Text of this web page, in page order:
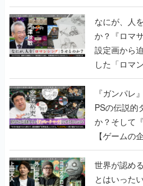
書】
なにが、人
か？『ロマ
設定画から
した「ロマ
書】
『ガンパ
PSの伝説的
か？そして
【ゲームの
世界が認め
とはいった